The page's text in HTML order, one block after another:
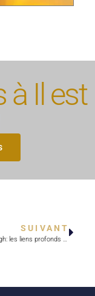
à Il est
SUIVANT
Austen Ivereigh: les liens profonds entre le pape François et le Renouveau charismatique